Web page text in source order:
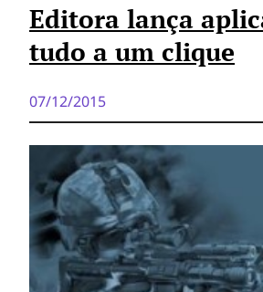
Editora lança
tudo a um clique
07/12/2015